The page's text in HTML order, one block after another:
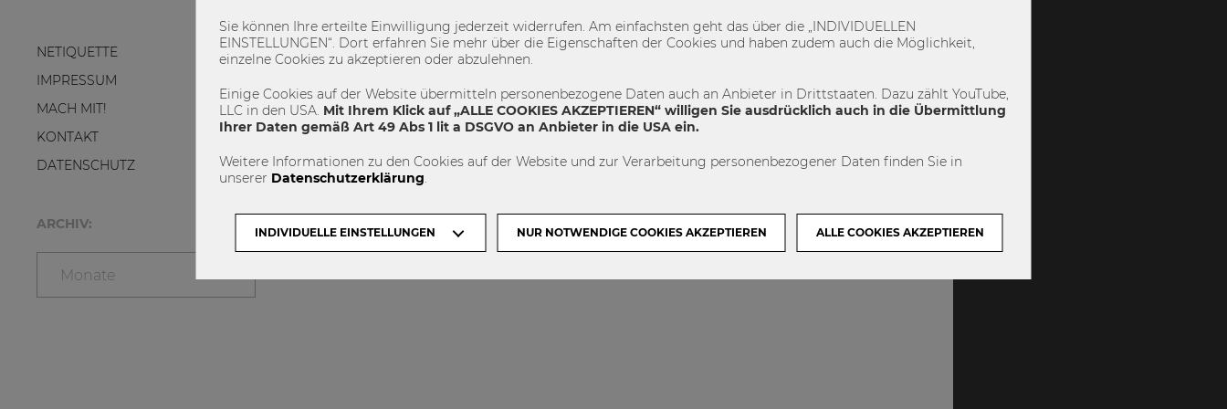
NETIQUETTE
IMPRESSUM
MACH MIT!
KONTAKT
DATENSCHUTZ
ARCHIV:
Monate
ZUR WU WIEN: ACCREDITED BY
Sie können Ihre erteilte Einwilligung jederzeit widerrufen. Am einfachsten geht das über die „INDIVIDUELLEN
EINSTELLUNGEN“. Dort erfahren Sie mehr über die Eigenschaften der Cookies und haben zudem auch die Möglichkeit,
einzelne Cookies zu akzeptieren oder abzulehnen.
Einige Cookies auf der Website übermitteln personenbezogene Daten auch an Anbieter in Drittstaaten. Dazu zählt YouTube,
LLC in den USA. Mit Ihrem Klick auf „ALLE COOKIES AKZEPTIEREN“ willigen Sie ausdrücklich auch in die Übermittlung
Ihrer Daten gemäß Art 49 Abs 1 lit a DSGVO an Anbieter in die USA ein.
Weitere Informationen zu den Cookies auf der Website und zur Verarbeitung personenbezogener Daten finden Sie in
unserer Datenschutzerklärung.
INDIVIDUELLE EINSTELLUNGEN NUR NOTWENDIGE COOKIES AKZEPTIEREN ALLE COOKIES AKZEPTIEREN